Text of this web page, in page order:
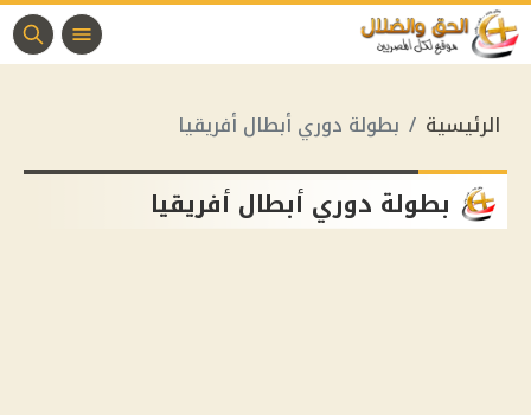
الرئيسية بطولة دوري أبطال أفريقيا
بطولة دوري أبطال أفريقيا